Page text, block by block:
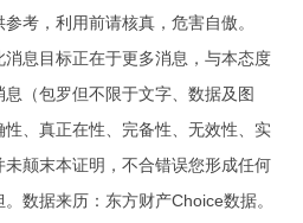
考，利用前请核真，危害自傲。
息目标正在于更多消息，与本态度
（包罗但不限于文字、数据及图
、真正在性、完备性、无效性、实
颠末本证明，不合错误您形成任何
数据来历：东方财产Choice数据。